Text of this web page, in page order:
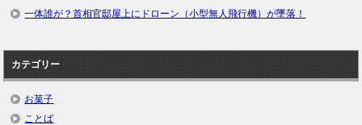
一体誰が？首相官邸屋上にドローン（小型無人飛行機）が墜落！
カテゴリー
お菓子
ことば